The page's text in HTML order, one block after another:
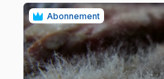
Abonnement